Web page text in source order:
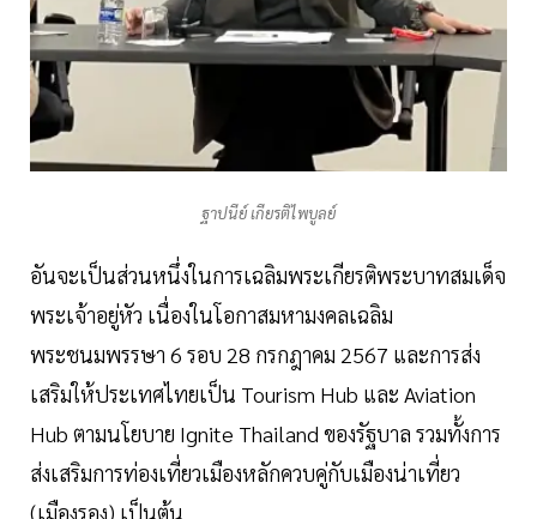
ฐาปนีย์ เกียรติไพบูลย์
อันจะเป็นส่วนหนึ่งในการเฉลิมพระเกียรติพระบาทสมเด็จ
พระเจ้าอยู่หัว เนื่องในโอกาสมหามงคลเฉลิม
พระชนมพรรษา 6 รอบ 28 กรกฎาคม 2567 และการส่ง
เสริมให้ประเทศไทยเป็น Tourism Hub และ Aviation
Hub ตามนโยบาย Ignite Thailand ของรัฐบาล รวมทั้งการ
ส่งเสริมการท่องเที่ยวเมืองหลักควบคู่กับเมืองน่าเที่ยว
(เมืองรอง) เป็นต้น